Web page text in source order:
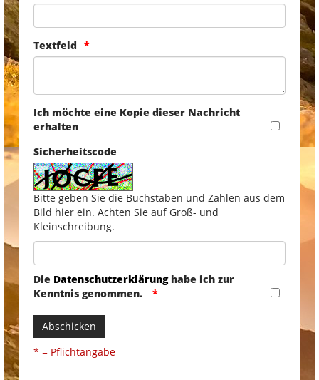
Textfeld
Ich möchte eine Kopie dieser Nachricht
erhalten
Sicherheitscode
Bitte geben Sie die Buchstaben und Zahlen aus dem
Bild hier ein. Achten Sie auf Groß- und
Kleinschreibung.
Die Datenschutzerklärunghabe ich zur
Kenntnis genommen.
Abschicken
* = Pflichtangabe